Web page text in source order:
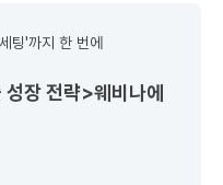
팅'까지 한 번에
성장 전략>웨비나에